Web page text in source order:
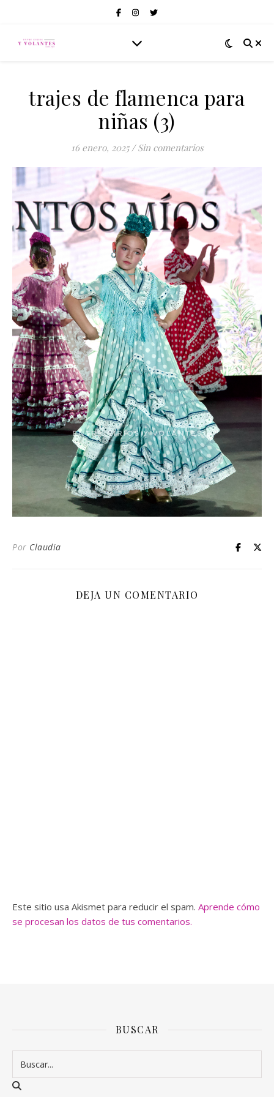
trajes de flamenca para
niñas (3)
16 enero, 2025 / Sin comentarios
Por Claudia
DEJA UN COMENTARIO
Este sitio usa Akismet para reducir el spam. Aprende cómo
se procesan los datos de tus comentarios.
BUSCAR